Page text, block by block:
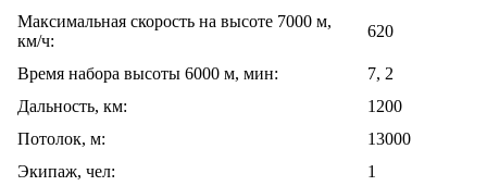
Максимальная скорость на высоте 7000 м,
км/ч:
620
Время набора высоты 6000 м, мин:
7, 2
Дальность, км:
1200
Потолок, м:
13000
Экипаж, чел:
1